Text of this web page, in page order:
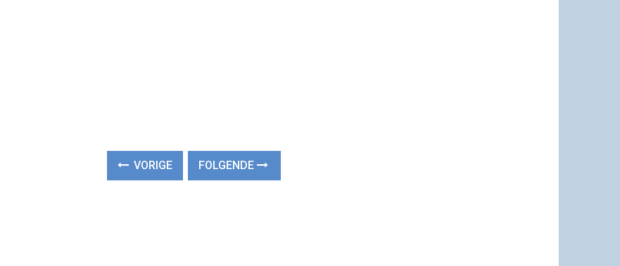
VORIGE FOLGENDE